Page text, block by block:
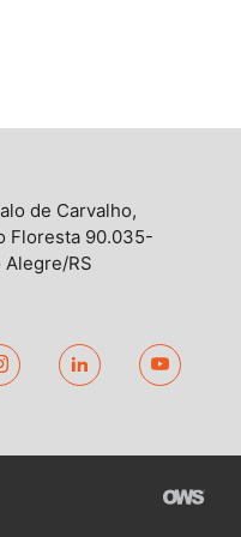
de Carvalho,
Floresta 90.035-
Alegre/RS